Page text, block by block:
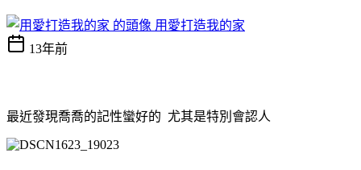
用愛打造我的家
13年前
最近發現喬喬的記性蠻好的 尤其是特別會認人